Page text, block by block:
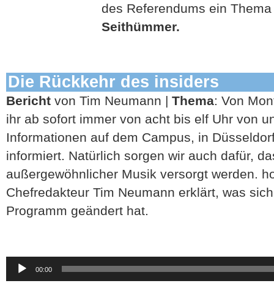
des Referendums ein
Seithümmer.
Die Rückkehr des insiders
Bericht von Tim Neumann | Thema: Von
ihr ab sofort immer von acht bis elf Uhr von
Informationen auf dem Campus, in
informiert. Natürlich sorgen wir auch dafür,
außergewöhnlicher Musik versorgt werden.
Chefredakteur Tim Neumann erklärt, was
Programm geändert hat.
Audio-
Player
00:00